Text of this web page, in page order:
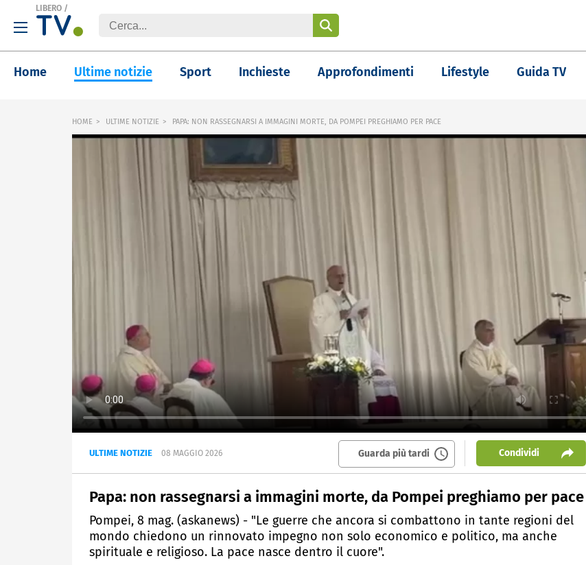
LIBERO /
Home Ultime notizie Sport Inchieste Approfondimenti Lifestyle Guida TV
HOME ULTIME NOTIZIE PAPA: NON RASSEGNARSI A IMMAGINI MORTE, DA POMPEI PREGHIAMO PER PACE
ULTIME NOTIZIE 08 MAGGIO 2026 Guarda più tardi Condividi
Papa: non rassegnarsi a immagini morte, da Pompei preghiamo per pace
Pompei, 8 mag. (askanews) - "Le guerre che ancora si combattono in tante regioni del
mondo chiedono un rinnovato impegno non solo economico e politico, ma anche
spirituale e religioso. La pace nasce dentro il cuore".